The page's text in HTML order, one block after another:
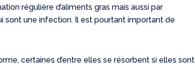
régulière d’aliments gras mais aussi par
sont une infection. Il est pourtant important de
certaines d’entre elles se résorbent si elles sont